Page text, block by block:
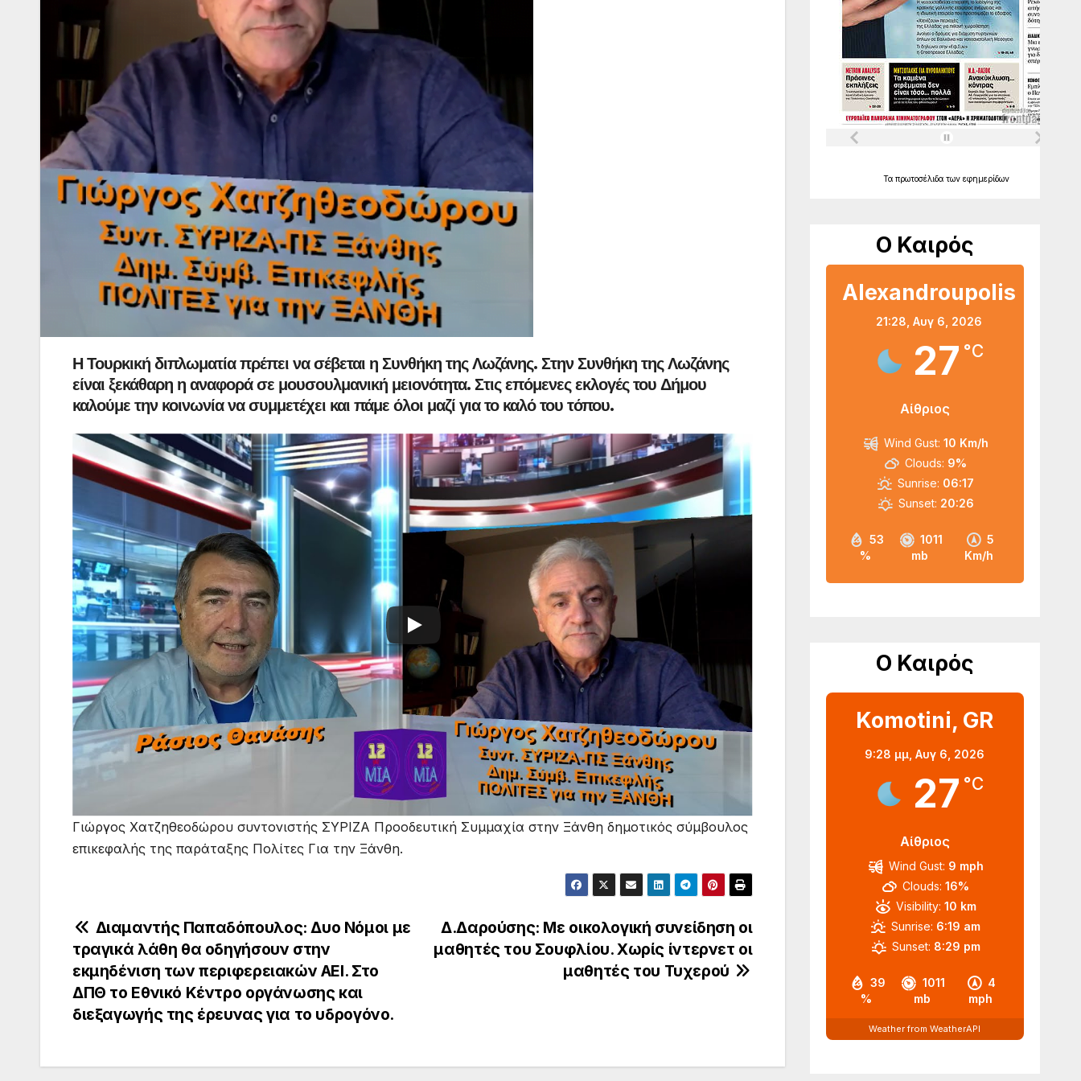
Η Τουρκική διπλωματία πρέπει να σέβεται η Συνθήκη της Λωζάνης. Στην Συνθήκη της Λωζάνης
είναι ξεκάθαρη η αναφορά σε μουσουλμανική μειονότητα. Στις επόμενες εκλογές του Δήμου
καλούμε την κοινωνία να συμμετέχει και πάμε όλοι μαζί για το καλό του τόπου.
Γιώργος Χατζηθεοδώρου συντονιστής ΣΥΡΙΖΑ Προοδευτική Συμμαχία στην Ξάνθη δημοτικός σύμβουλος
επικεφαλής της παράταξης Πολίτες Για την Ξάνθη.
Πλοήγηση
άρθρων
Δ.Δαρούσης: Με οικολογική συνείδηση οι
μαθητές του Σουφλίου. Χωρίς ίντερνετ οι
μαθητές του Τυχερού
Διαμαντής Παπαδόπουλος: Δυο Νόμοι με
τραγικά λάθη θα οδηγήσουν στην
εκμηδένιση των περιφερειακών ΑΕΙ. Στο
ΔΠΘ το Εθνικό Κέντρο οργάνωσης και
διεξαγωγής της έρευνας για το υδρογόνο.
Τα πρωτοσέλιδα των εφημερίδων
Ο Καιρός
Alexandroupolis
21:28, Αυγ 6, 2026
27 °C
Αίθριος
53
%
1011
mb
5
Km/h
Wind Gust: 10 Km/h
Clouds: 9%
Sunrise: 06:17
Sunset: 20:26
Ο Καιρός
Komotini, GR
9:28 μμ,Αυγ 6, 2026
27 °C
Αίθριος
39
%
1011
mb
4
mph
Wind Gust: 9 mph
Clouds: 16%
Visibility: 10 km
Sunrise: 6:19 am
Sunset: 8:29 pm
Weather from WeatherAPI